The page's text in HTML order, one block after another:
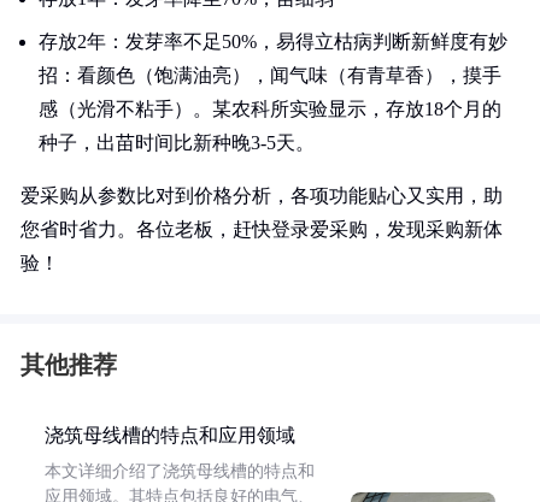
存放2年：发芽率不足50%，易得立枯病判断新鲜度有妙
招：看颜色（饱满油亮），闻气味（有青草香），摸手
感（光滑不粘手）。某农科所实验显示，存放18个月的
种子，出苗时间比新种晚3-5天。
爱采购从参数比对到价格分析，各项功能贴心又实用，助
您省时省力。各位老板，赶快登录爱采购，发现采购新体
验！
其他推荐
浇筑母线槽的特点和应用领域
本文详细介绍了浇筑母线槽的特点和
应用领域。其特点包括良好的电气、